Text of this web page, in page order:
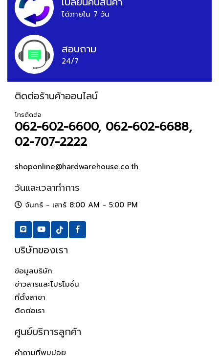
ได้ภายใน 7 วัน
สอบถาม
24/7
ติดต่อร้านค้าออนไลน์
โทรติดต่อ
062-602-6600, 062-602-6688,
02-707-2222
shoponline@hardwarehouse.co.th
วันและเวลาทำการ
จันทร์ - เสาร์ 8:00 AM - 5:00 PM
บริษัทของเรา
ข้อมูลบริษัท
ข่าวสารและโปรโมชั่น
ที่ตั้งสาขา
ติดต่อเรา
ศูนย์บริการลูกค้า
คำถามที่พบบ่อย